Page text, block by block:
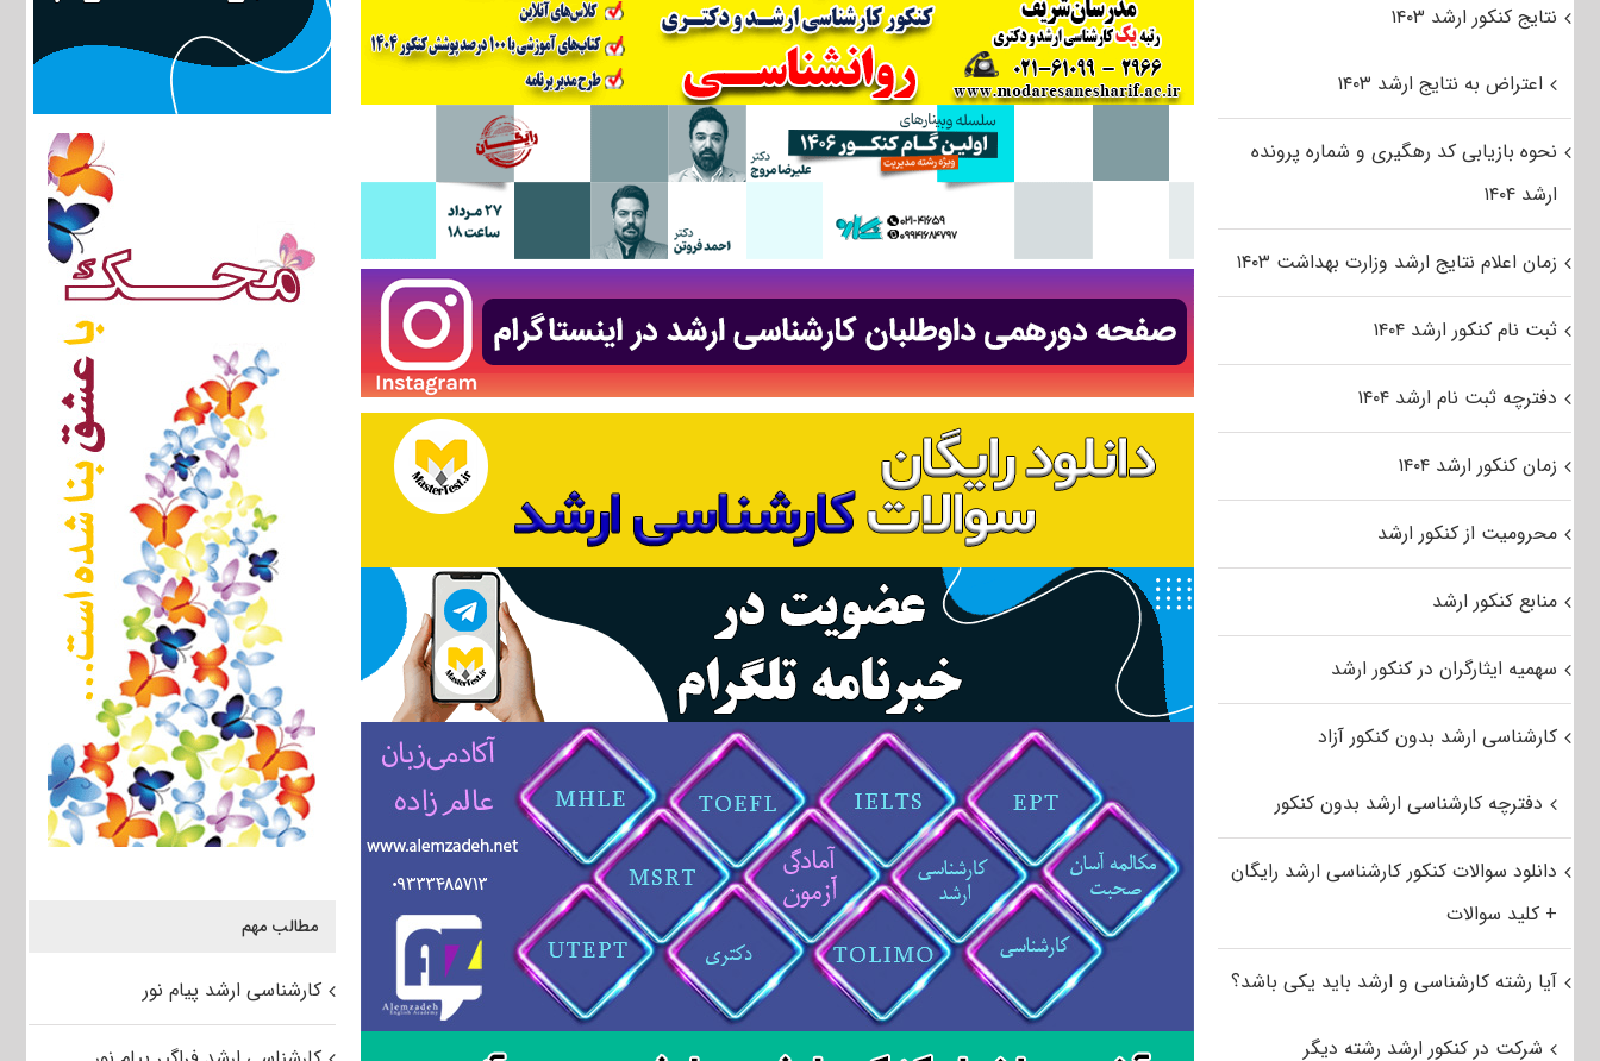
مطالب مهم
کارشناسی ارشد پیام نور
نتایج کنکور ارشد ۱۴۰۳
اعتراض به نتایج ارشد ۱۴۰۳
نحوه بازیابی کد رهگیری و شماره پرونده
ارشد ۱۴۰۴
زمان اعلام نتایج ارشد وزارت بهداشت ۱۴۰۳
ثبت نام کنکور ارشد ۱۴۰۴
دفترچه ثبت نام ارشد ۱۴۰۴
زمان کنکور ارشد ۱۴۰۴
محرومیت از کنکور ارشد
منابع کنکور ارشد
سهمیه ایثارگران در کنکور ارشد
کارشناسی ارشد بدون کنکور آزاد
دفترچه کارشناسی ارشد بدون کنکور
دانلود سوالات کنکور کارشناسی ارشد رایگان
+ کلید سوالات
آیا رشته کارشناسی و ارشد باید یکی باشد؟
شرکت در کنکور ارشد رشته دیگر